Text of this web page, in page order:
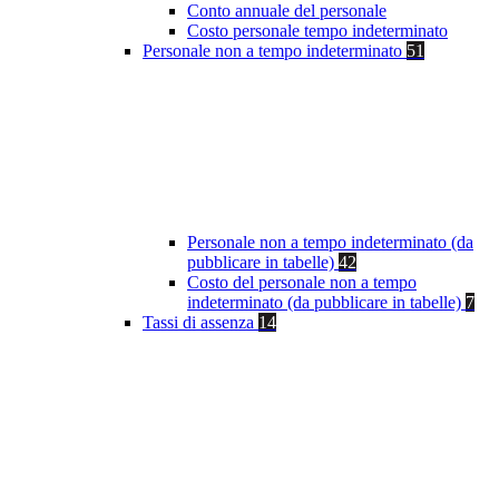
Conto annuale del personale
Costo personale tempo indeterminato
Personale non a tempo indeterminato 51
Personale non a tempo indeterminato (da
pubblicare in tabelle) 42
Costo del personale non a tempo
indeterminato (da pubblicare in tabelle) 7
Tassi di assenza 14